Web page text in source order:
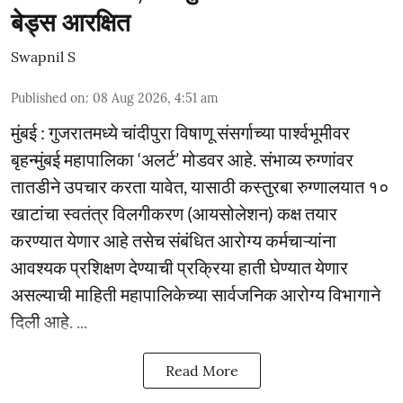
बेड्स आरक्षित
Swapnil S
Published on: 08 Aug 2026, 4:51 am
मुंबई : गुजरातमध्ये चांदीपुरा विषाणू संसर्गाच्या पार्श्वभूमीवर
बृहन्मुंबई महापालिका ‘अलर्ट’ मोडवर आहे. संभाव्य रुग्णांवर
तातडीने उपचार करता यावेत, यासाठी कस्तुरबा रुग्णालयात १०
खाटांचा स्वतंत्र विलगीकरण (आयसोलेशन) कक्ष तयार
करण्यात येणार आहे तसेच संबंधित आरोग्य कर्मचाऱ्यांना
आवश्यक प्रशिक्षण देण्याची प्रक्रिया हाती घेण्यात येणार
असल्याची माहिती महापालिकेच्या सार्वजनिक आरोग्य विभागाने
दिली आहे. ...
Read More